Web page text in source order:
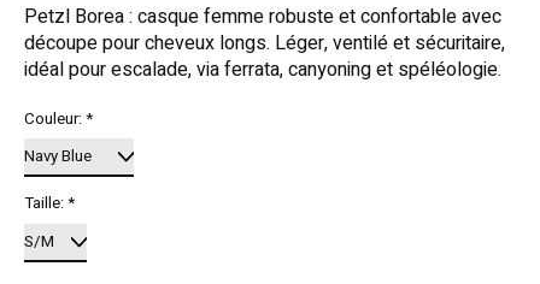
Petzl Borea : casque femme robuste et confortable avec
découpe pour cheveux longs. Léger, ventilé et sécuritaire,
idéal pour escalade, via ferrata, canyoning et spéléologie.
Couleur:*
Taille:*